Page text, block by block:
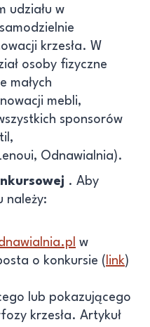
udziału w
krzesła. W
osoby fizyczne
małych
mebli,
sponsorów
Odnawialnia).
. Aby
należy:
w
o konkursie ( link)
lub pokazującego
krzesła. Artykuł